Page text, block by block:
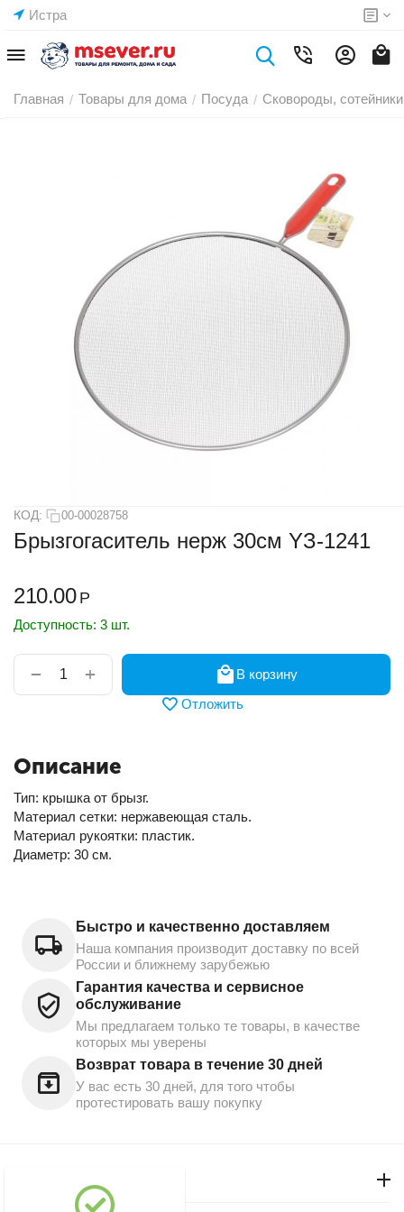
Истра
Главная / Товары для дома / Посуда / Сковороды,
КОД: 00-00028758
Брызгогаситель нерж 30см YЗ-1241
210.00 Р
Доступность: 3 шт.
+
−
В корзину
Отложить
Описание
Тип: крышка от брызг.
Материал сетки: нержавеющая сталь.
Материал рукоятки: пластик.
Диаметр: 30 см.
Быстро и качественно доставляем
Наша компания производит доставку по всей
России и ближнему зарубежью
Гарантия качества и сервисное
обслуживание
Мы предлагаем только те товары, в качестве
которых мы уверены
Возврат товара в течение 30 дней
У вас есть 30 дней, для того чтобы
протестировать вашу покупку